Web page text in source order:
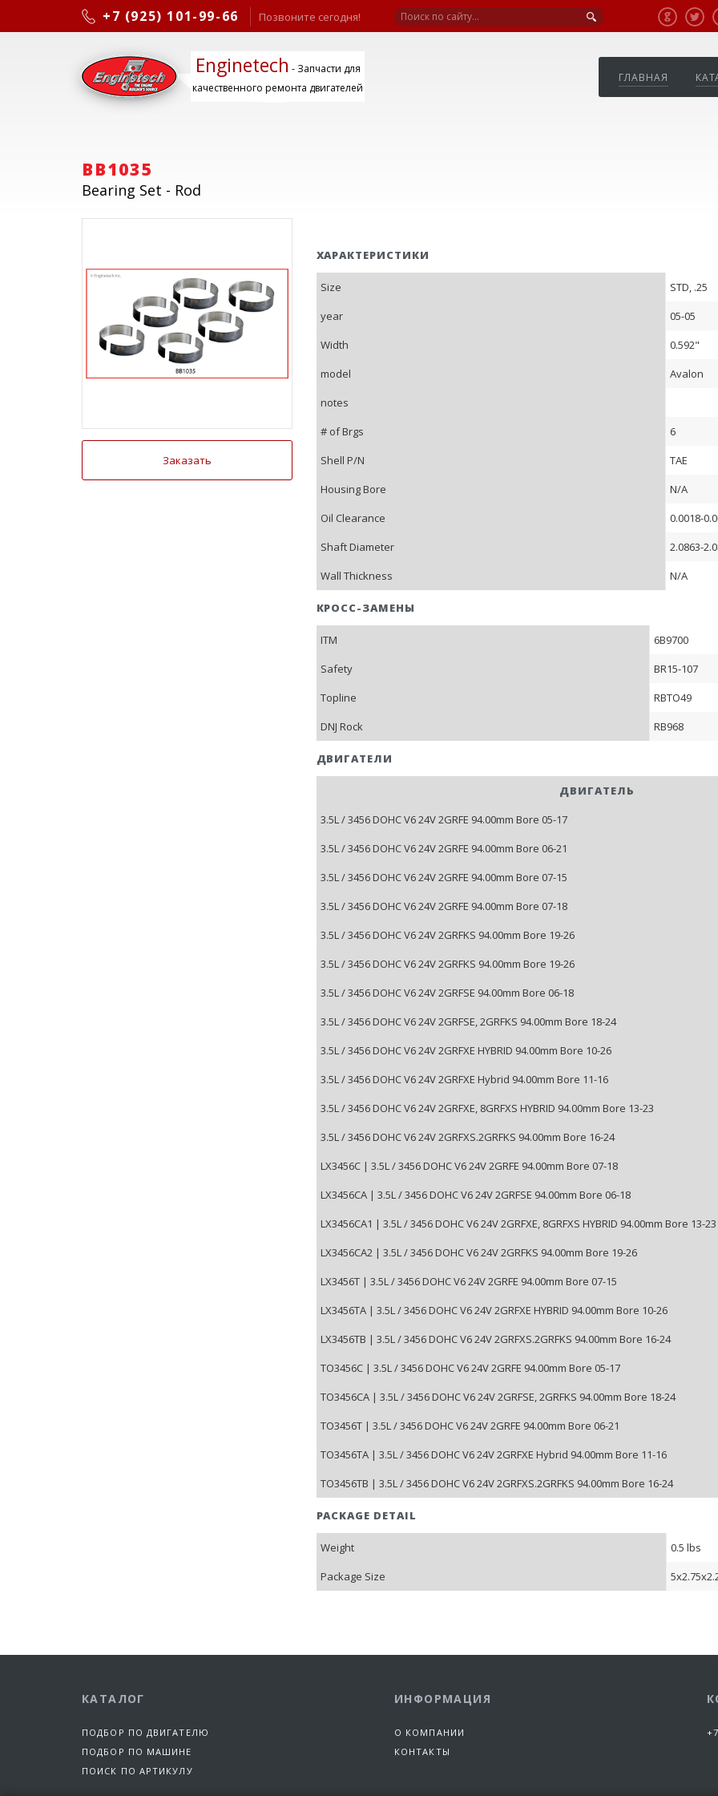
+7 (925) 101-99-66 Позвоните сегодня!
Enginetech - Запчасти для
качественного ремонта двигателей
ГЛАВНАЯ
BB1035
Bearing Set - Rod
Заказать
ХАРАКТЕРИСТИКИ
Size
STD, .25
year
05-05
Width
0.592"
model
Avalon
notes
# of Brgs
6
Shell P/N
TAE
Housing Bore
N/A
Oil Clearance
0.0018-
Shaft Diameter
2.0863-
Wall Thickness
N/A
КРОСС-ЗАМЕНЫ
ITM
6B9700
Safety
BR15-107
Topline
RBTO49
DNJ Rock
RB968
ДВИГАТЕЛИ
ДВИГАТЕЛЬ
3.5L / 3456 DOHC V6 24V 2GRFE 94.00mm Bore 05-17
3.5L / 3456 DOHC V6 24V 2GRFE 94.00mm Bore 06-21
3.5L / 3456 DOHC V6 24V 2GRFE 94.00mm Bore 07-15
3.5L / 3456 DOHC V6 24V 2GRFE 94.00mm Bore 07-18
3.5L / 3456 DOHC V6 24V 2GRFKS 94.00mm Bore 19-26
3.5L / 3456 DOHC V6 24V 2GRFKS 94.00mm Bore 19-26
3.5L / 3456 DOHC V6 24V 2GRFSE 94.00mm Bore 06-18
3.5L / 3456 DOHC V6 24V 2GRFSE, 2GRFKS 94.00mm Bore 18-24
3.5L / 3456 DOHC V6 24V 2GRFXE HYBRID 94.00mm Bore 10-26
3.5L / 3456 DOHC V6 24V 2GRFXE Hybrid 94.00mm Bore 11-16
3.5L / 3456 DOHC V6 24V 2GRFXE, 8GRFXS HYBRID 94.00mm Bore 13-23
3.5L / 3456 DOHC V6 24V 2GRFXS.2GRFKS 94.00mm Bore 16-24
LX3456C | 3.5L / 3456 DOHC V6 24V 2GRFE 94.00mm Bore 07-18
LX3456CA | 3.5L / 3456 DOHC V6 24V 2GRFSE 94.00mm Bore 06-18
LX3456CA1 | 3.5L / 3456 DOHC V6 24V 2GRFXE, 8GRFXS HYBRID 94.00mm Bore 13-23
LX3456CA2 | 3.5L / 3456 DOHC V6 24V 2GRFKS 94.00mm Bore 19-26
LX3456T | 3.5L / 3456 DOHC V6 24V 2GRFE 94.00mm Bore 07-15
LX3456TA | 3.5L / 3456 DOHC V6 24V 2GRFXE HYBRID 94.00mm Bore 10-26
LX3456TB | 3.5L / 3456 DOHC V6 24V 2GRFXS.2GRFKS 94.00mm Bore 16-24
TO3456C | 3.5L / 3456 DOHC V6 24V 2GRFE 94.00mm Bore 05-17
TO3456CA | 3.5L / 3456 DOHC V6 24V 2GRFSE, 2GRFKS 94.00mm Bore 18-24
TO3456T | 3.5L / 3456 DOHC V6 24V 2GRFE 94.00mm Bore 06-21
TO3456TA | 3.5L / 3456 DOHC V6 24V 2GRFXE Hybrid 94.00mm Bore 11-16
TO3456TB | 3.5L / 3456 DOHC V6 24V 2GRFXS.2GRFKS 94.00mm Bore 16-24
PACKAGE DETAIL
Weight
0.5 lbs
Package Size
КАТАЛОГ
ПОДБОР ПО ДВИГАТЕЛЮ
ПОДБОР ПО МАШИНЕ
ПОИСК ПО АРТИКУЛУ
ИНФОРМАЦИЯ
О КОМПАНИИ
КОНТАКТЫ